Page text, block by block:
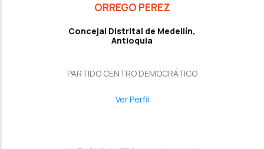
ORREGO PEREZ
Concejal Distrital de Medellín,
Antioquia
PARTIDO CENTRO DEMOCRÁTICO
Ver Perfil